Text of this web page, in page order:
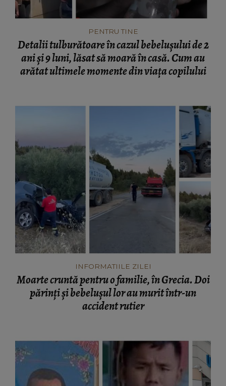
PENTRU TINE
Detalii tulburătoare în cazul bebelușului de 2
ani și 9 luni, lăsat să moară în casă. Cum au
arătat ultimele momente din viața copilului
INFORMATIILE ZILEI
Moarte cruntă pentru o familie, în Grecia. Doi
părinți și bebelușul lor au murit într-un
accident rutier